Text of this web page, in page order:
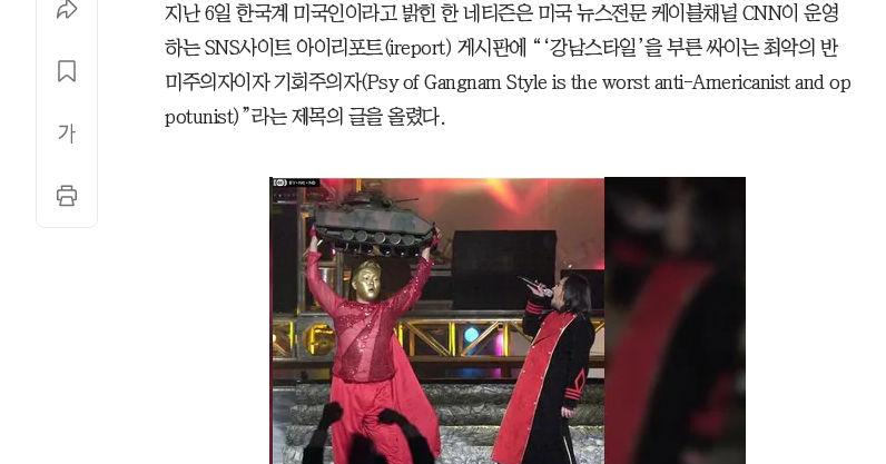
지난 6일 한국계 미국인이라고 밝힌 한 네티즌은 미국 뉴스전문 케이블채널 CNN이 운영
하는 SNS사이트 아이리포트(ireport) 게시판에 “‘강남스타일’을 부른 싸이는 최악의 반
미주의자이자 기회주의자(Psy of Gangnam Style is the worst anti-Americanist and op
potunist)”라는 제목의 글을 올렸다.